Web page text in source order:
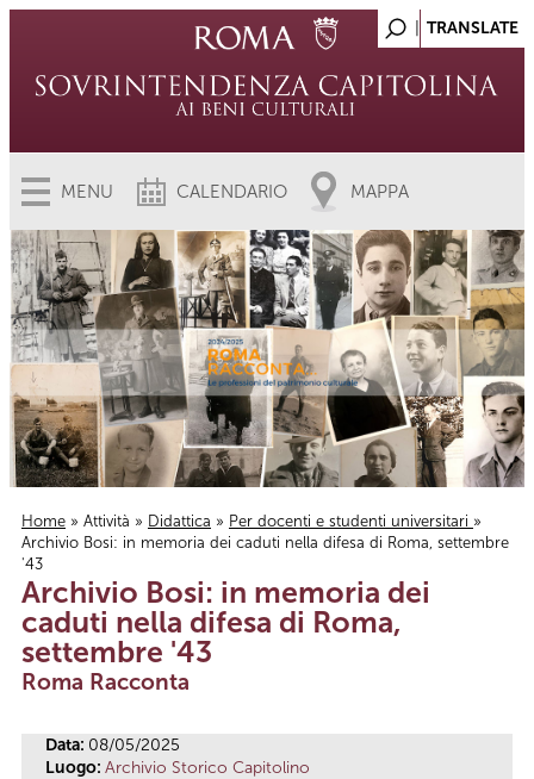
MENU CALENDARIO MAPPA
Tu sei qui
Home » Attività » Didattica » Per docenti e studenti universitari »
Archivio Bosi: in memoria dei caduti nella difesa di Roma, settembre
'43
Archivio Bosi: in memoria dei
caduti nella difesa di Roma,
settembre '43
Roma Racconta
Data: 08/05/2025
Luogo: Archivio Storico Capitolino